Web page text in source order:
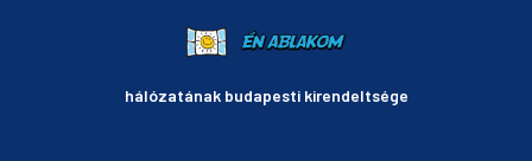
hálózatának budapesti kirendeltsége